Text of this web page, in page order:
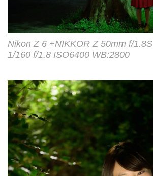
Nikon Z 6 +NIKKOR Z 50mm f/1.8S
1/160 f/1.8 ISO6400 WB:2800